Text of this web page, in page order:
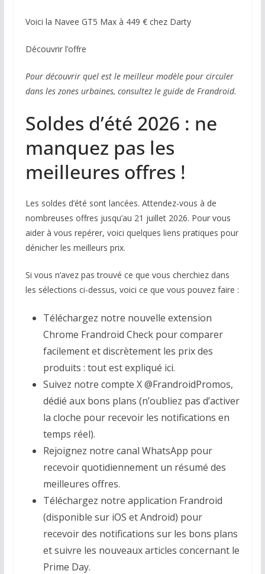
Voici la Navee GT5 Max à 449 € chez Darty
Découvrir l’offre
Pour découvrir quel est le meilleur modèle pour circuler
dans les zones urbaines, consultez le guide de Frandroid.
Soldes d’été 2026 : ne
manquez pas les
meilleures offres !
Les soldes d’été sont lancées. Attendez-vous à de
nombreuses offres jusqu’au 21 juillet 2026. Pour vous
aider à vous repérer, voici quelques liens pratiques pour
dénicher les meilleurs prix.
Si vous n’avez pas trouvé ce que vous cherchiez dans
les sélections ci-dessus, voici ce que vous pouvez faire :
Téléchargez notre nouvelle extension
Chrome Frandroid Check pour comparer
facilement et discrètement les prix des
produits : tout est expliqué ici.
Suivez notre compte X @FrandroidPromos,
dédié aux bons plans (n’oubliez pas d’activer
la cloche pour recevoir les notifications en
temps réel).
Rejoignez notre canal WhatsApp pour
recevoir quotidiennement un résumé des
meilleures offres.
Téléchargez notre application Frandroid
(disponible sur iOS et Android) pour
recevoir des notifications sur les bons plans
et suivre les nouveaux articles concernant le
Prime Day.